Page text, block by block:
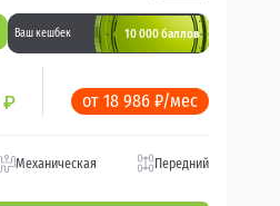
Ваш кешбек 10 000 баллов
₽ от 18 986 ₽/мес
Механическая Передний